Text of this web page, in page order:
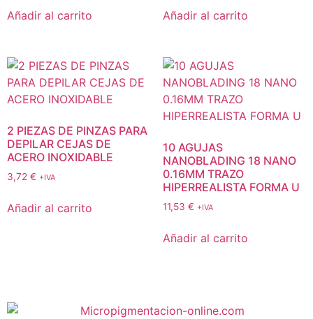
Añadir al carrito Añadir al carrito
2 PIEZAS DE PINZAS PARA
DEPILAR CEJAS DE
ACERO INOXIDABLE
3,72 € +IVA
Añadir al carrito
10 AGUJAS
NANOBLADING 18 NANO
0.16MM TRAZO
HIPERREALISTA FORMA U
11,53 € +IVA
Añadir al carrito